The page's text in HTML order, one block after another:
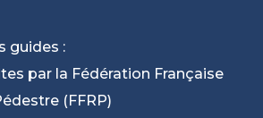
guides :
par la Fédération Française
(FFRP)